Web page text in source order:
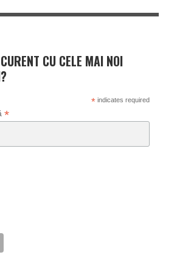
CU CELE MAI NOI
*indicates required
*